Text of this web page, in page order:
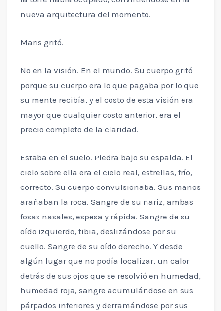
nueva arquitectura del momento.
Maris gritó.
No en la visión. En el mundo. Su cuerpo gritó
porque su cuerpo era lo que pagaba por lo que
su mente recibía, y el costo de esta visión era
mayor que cualquier costo anterior, era el
precio completo de la claridad.
Estaba en el suelo. Piedra bajo su espalda. El
cielo sobre ella era el cielo real, estrellas, frío,
correcto. Su cuerpo convulsionaba. Sus manos
arañaban la roca. Sangre de su nariz, ambas
fosas nasales, espesa y rápida. Sangre de su
oído izquierdo, tibia, deslizándose por su
cuello. Sangre de su oído derecho. Y desde
algún lugar que no podía localizar, un calor
detrás de sus ojos que se resolvió en humedad,
humedad roja, sangre acumulándose en sus
párpados inferiores y derramándose por sus